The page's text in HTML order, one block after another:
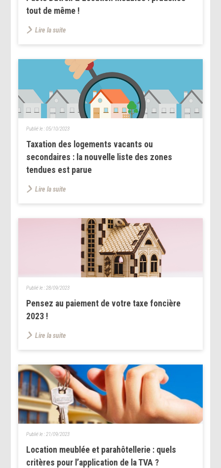
tout de même !
Lire la suite
Taxation des logements vacants ou
secondaires : la nouvelle liste des zones
tendues est parue
Publié le :05/10/2023
Lire la suite
Pensez au paiement de votre taxe foncière
2023 !
Publié le : 28/09/2023
Lire la suite
Location meublée et parahôtellerie : quels
critères pour l’application de la TVA ?
Publié le : 21/09/2023